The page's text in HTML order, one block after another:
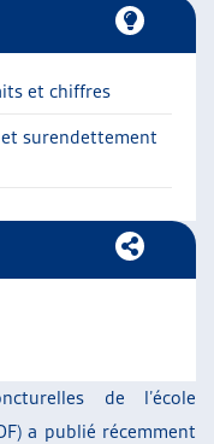
de l’école
a publié récemment
et chiffres
surendettement